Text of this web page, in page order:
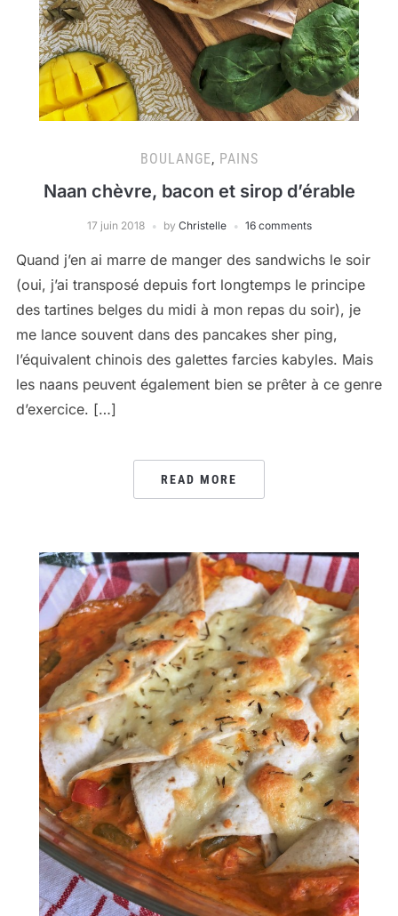
BOULANGE, PAINS
Naan chèvre, bacon et sirop d’érable
17 juin 2018 by Christelle 16 comments
Quand j’en ai marre de manger des sandwichs le soir
(oui, j’ai transposé depuis fort longtemps le principe
des tartines belges du midi à mon repas du soir), je
me lance souvent dans des pancakes sher ping,
l’équivalent chinois des galettes farcies kabyles. Mais
les naans peuvent également bien se prêter à ce genre
d’exercice. […]
READ MORE